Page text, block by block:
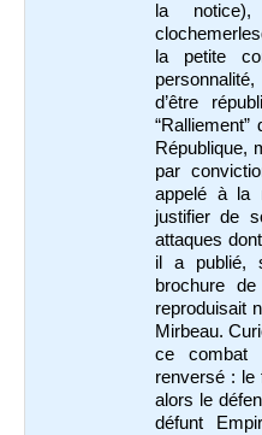
la
la petite
d’être
République,
par
appelé à la
justifier de
attaques
il a publié,
brochure
reproduisait
Mirbeau.
ce combat
renversé : le
alors le
défunt